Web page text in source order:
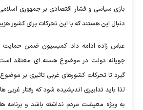
بازی سیاسی و فشار اقتصادی بر جمهوری
دنبال این هستند که با این تحرکات برای کشور
عباس زاده ادامه داد: کمیسیون ضمن حمایت
جویانه دولت در موضوع هسته ای معتقد است
گیرد تا تحرکات کشورهای غربی تاثیری بر
لذا باید تدابیری اندیشیده شود که رفتار غربی
به ویژه معیشت مردم نداشته باشد و برنامه